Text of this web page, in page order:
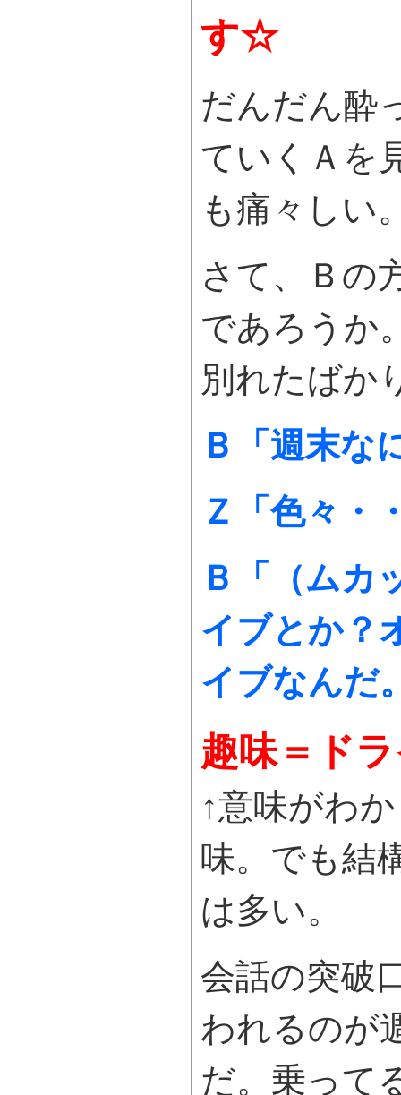
す☆
だんだん酔
ていくＡを
も痛々しい
さて、Ｂの
であろうか
別れたばか
Ｂ「週末な
Ｚ「色々・
Ｂ「（ムカ
イブとか？
イブなんだ
趣味＝ド
↑意味がわ
味。でも結
は多い。
会話の突破
われるのが
だ。乗って